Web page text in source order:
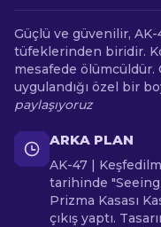
Güçlü ve güvenilir, AK-
tüfeklerinden biridir.
mesafede
uygulandığı özel bir
paylaşıyoruz
ARKA PLAN
AK-47 |
tarihinde
Prizma Kasası
çıkış yaptı.